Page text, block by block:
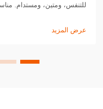
للتنفس، ومتين، ومستدام.
عرض المزيد